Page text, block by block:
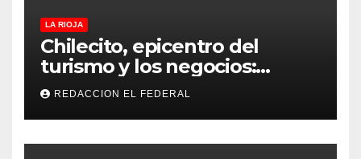
LA RIOJA
Chilecito, epicentro del
turismo y los negocios:
arranca la Expo que promete
revolucionar la economía
regional en un evento sin
precedentes en La Rioja
REDACCION EL FEDERAL